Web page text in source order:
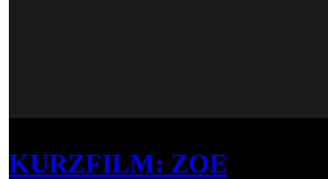
KURZFILM: ZOE